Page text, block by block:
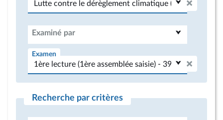
Examiné par
Examen
Recherche par critères